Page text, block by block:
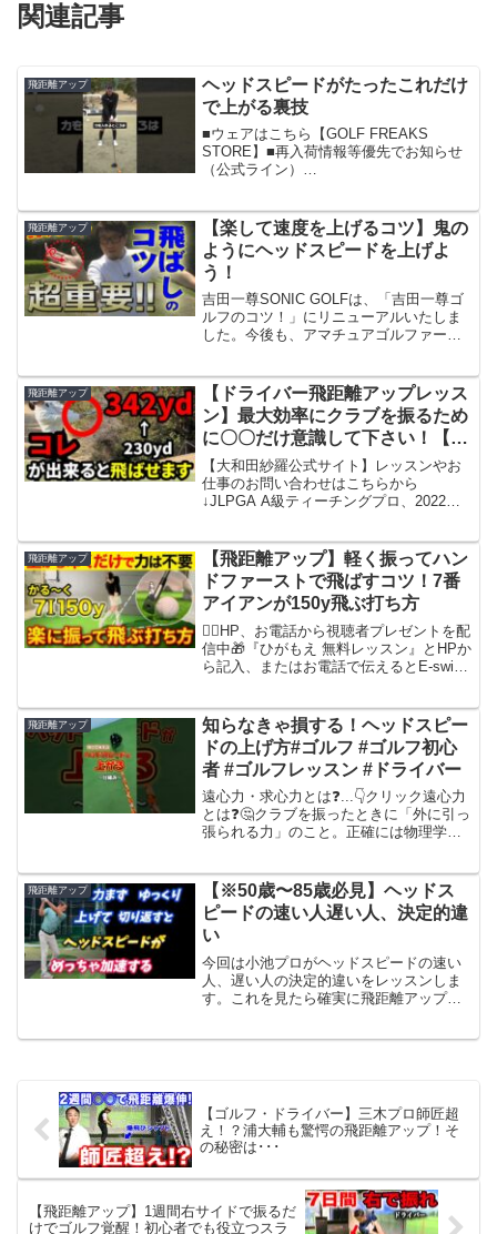
関連記事
飛距離アップ
ヘッドスピードがたったこれだけ
で上がる裏技
■ウェアはこちら【GOLF FREAKS
STORE】■再入荷情報等優先でお知らせ
（公式ライン）
ゴルフコース📩お仕事のご依頼はこち...
飛距離アップ
【楽して速度を上げるコツ】鬼の
ようにヘッドスピードを上げよ
う！
吉田一尊SONIC GOLFは、「吉田一尊ゴ
ルフのコツ！」にリニューアルいたしま
した。今後も、アマチュアゴルファーの
りますか？あなたのゴルフのお悩みを、
コメント欄で募集...
飛距離アップ
【ドライバー飛距離アップレッス
ン】最大効率にクラブを振るため
に〇〇だけ意識して下さい！【誰
でも飛距離が伸びる方法】【ゴル
フレッスン】
【大和田紗羅公式サイト】レッスンやお
仕事のお問い合わせはこちらから
↓JLPGA A級ティーチングプロ、2022女
する様々なコンテンツ、ゴルファーの皆
様のご参考になれるよ...
飛距離アップ
【飛距離アップ】軽く振ってハン
ドファーストで飛ばすコツ！7番
アイアンが150y飛ぶ打ち方
👇🏼HP、お電話から視聴者プレゼントを配
信中🎁『ひがもえ 無料レッスン』とHPか
ら記入、またはお電話で伝えるとE-swing
東京、神奈川エリアにお住まいの方限定
になって...
飛距離アップ
知らなきゃ損する！ヘッドスピー
ドの上げ方#ゴルフ #ゴルフ初心
者 #ゴルフレッスン #ドライバー
遠心力・求心力とは❓...👇クリック遠心力
とは❓🤔クラブを振ったときに「外に引っ
張られる力」のこと。正確には物理学的
いこうとする力」。求心力とは❓🧐遠心力
に対抗する「内...
飛距離アップ
【※50歳〜85歳必見】ヘッドス
ピードの速い人遅い人、決定的違
い
今回は小池プロがヘッドスピードの速い
人、遅い人の決定的違いをレッスンしま
す。これを見たら確実に飛距離アップ出
【ゴルフ・ドライバー】三木プロ師匠超
え！？浦大輔も驚愕の飛距離アップ！そ
の秘密は･･･
【飛距離アップ】1週間右サイドで振るだ
けでゴルフ覚醒！初心者でも役立つスラ